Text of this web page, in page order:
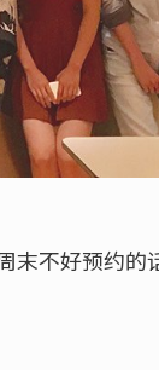
不好预约的